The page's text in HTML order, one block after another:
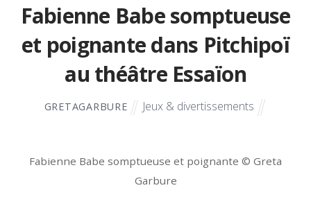
Fabienne Babe somptueuse
et poignante dans Pitchipoï
au théâtre Essaïon
GRETAGARBURE Jeux & divertissements
Fabienne Babe somptueuse et poignante © Greta
Garbure